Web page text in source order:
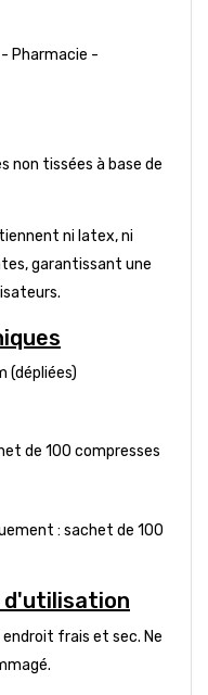
Pharmacie -
non tissées à base de
ni latex, ni
garantissant une
(dépliées)
de 100 compresses
: sachet de 100
d'utilisation
frais et sec. Ne